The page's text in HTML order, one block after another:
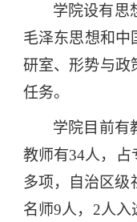
学院设有思
毛泽东思想和中
研室、形势与政
任务。
学院目前有
教师有34人，占
多项，自治区级
名师9人，2人入